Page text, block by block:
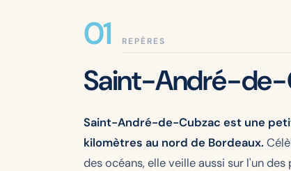
REPÈRES
Saint-André-de-
Saint-André-de-Cubzac est une
kilomètres au nord de Bordeaux.
des océans, elle veille aussi sur l'un